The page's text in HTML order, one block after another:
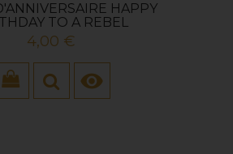
HAPPY
TO A REBEL
Prix
4,00 €
